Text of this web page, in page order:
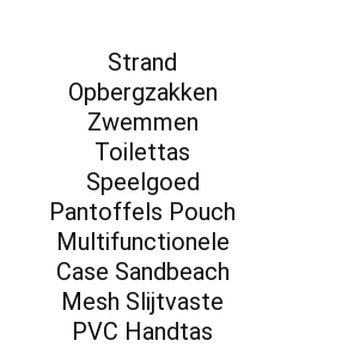
Strand
Opbergzakken
Zwemmen
Toilettas
Speelgoed
Pantoffels Pouch
Multifunctionele
Case Sandbeach
Mesh Slijtvaste
PVC Handtas